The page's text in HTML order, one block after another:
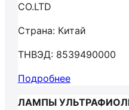
CO.LTD
Страна: Китай
ТНВЭД: 8539490000
Подробнее
ЛАМПЫ